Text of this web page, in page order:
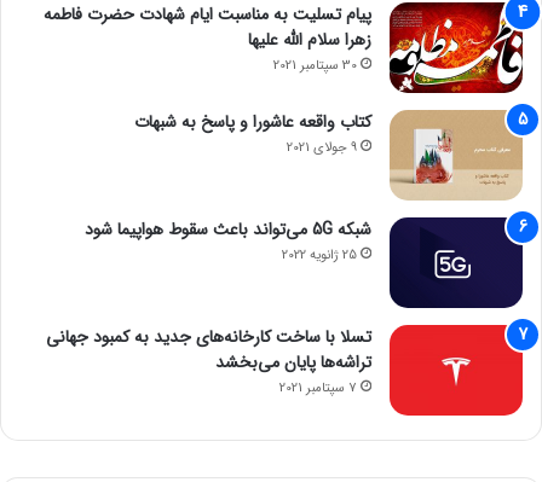
پیام تسلیت به مناسبت ایام شهادت حضرت فاطمه
زهرا سلام الله علیها
30 سپتامبر 2021
کتاب واقعه عاشورا و پاسخ به شبهات
9 جولای 2021
شبکه 5G می‌تواند باعث سقوط هواپیما شود
25 ژانویه 2022
تسلا با ساخت کارخانه‌های جدید به کمبود جهانی
تراشه‌ها پایان می‌بخشد
7 سپتامبر 2021